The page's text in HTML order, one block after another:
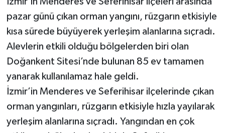
pazar günü çıkan orman yangını, rüzgarın etkisiyle
kısa sürede büyüyerek yerleşim alanlarına sıçradı.
Alevlerin etkili olduğu bölgelerden biri olan
Doğankent Sitesi’nde bulunan 85 ev tamamen
yanarak kullanılamaz hale geldi.
İzmir’in Menderes ve Seferihisar ilçelerinde çıkan
orman yangınları, rüzgarın etkisiyle hızla yayılarak
yerleşim alanlarına sıçradı. Yangından en çok